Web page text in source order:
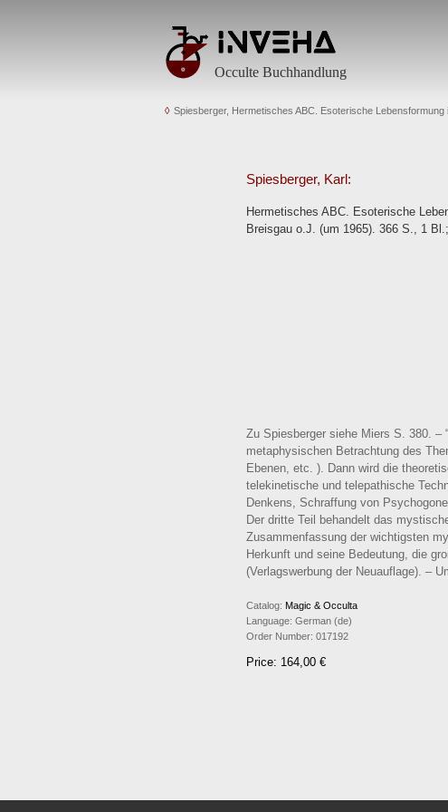
Occulte Buchhandlung
Spiesberger, Hermetisches ABC. Esoterische Lebensformung
Spiesberger, Karl:
Hermetisches ABC. Esoterische
Breisgau o.J. (um 1965). 366 S., 1
Zu Spiesberger siehe Miers S. 380. –
metaphysischen Betrachtung des
Ebenen, etc. ). Dann wird die
telekinetische und telepathische
Denkens, Schraffung von
Der dritte Teil behandelt das
Zusammenfassung der wichtigsten
Herkunft und seine Bedeutung, die
(Verlagswerbung der Neuauflage). –
Catalog: Magic & Occulta
Language: German (de)
Order Number: 017192
Price: 164,00 €